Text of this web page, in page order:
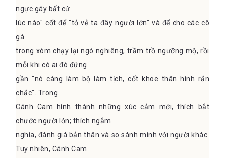
ngực gáy bất cứ
lúc nào" cốt để "tỏ vẻ ta đây người lớn" và để cho các cô
gà
trong xóm chạy lại ngó nghiêng, trầm trồ ngưỡng mộ, rồi
mỗi khi có ai đó đứng
gần "nó càng làm bộ làm tịch, cốt khoe thân hình rắn
chắc". Trong
Cánh Cam hình thành những xúc cảm mới, thích bắt
chước người lớn; thích ngắm
nghía, đánh giá bản thân và so sánh mình với người khác.
Tuy nhiên, Cánh Cam